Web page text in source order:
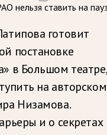
нельзя ставить на
готовит
постановке
в Большом театре,
на авторском
Низамова.
и о секретах